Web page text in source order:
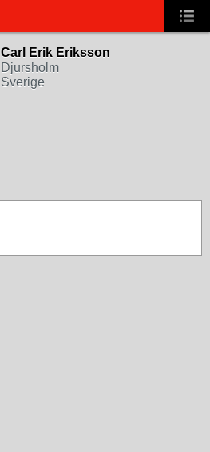
Carl Erik Eriksson
Djursholm
Sverige